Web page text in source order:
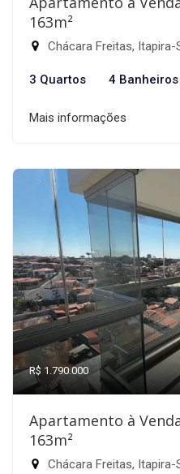
163m²
Chácara Freitas, Itapira-
3 Quartos 4 Banheiros
Mais informações
R$ 1.790.000
Apartamento à
163m²
Chácara Freitas, Itapira-